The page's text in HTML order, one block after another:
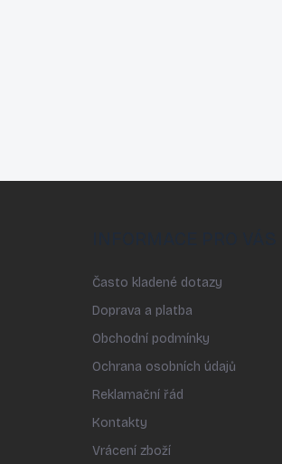
Často kladené dotazy
Doprava a platba
Obchodní podmínky
Ochrana osobních údajů
Reklamační řád
Kontakty
Vrácení zboží